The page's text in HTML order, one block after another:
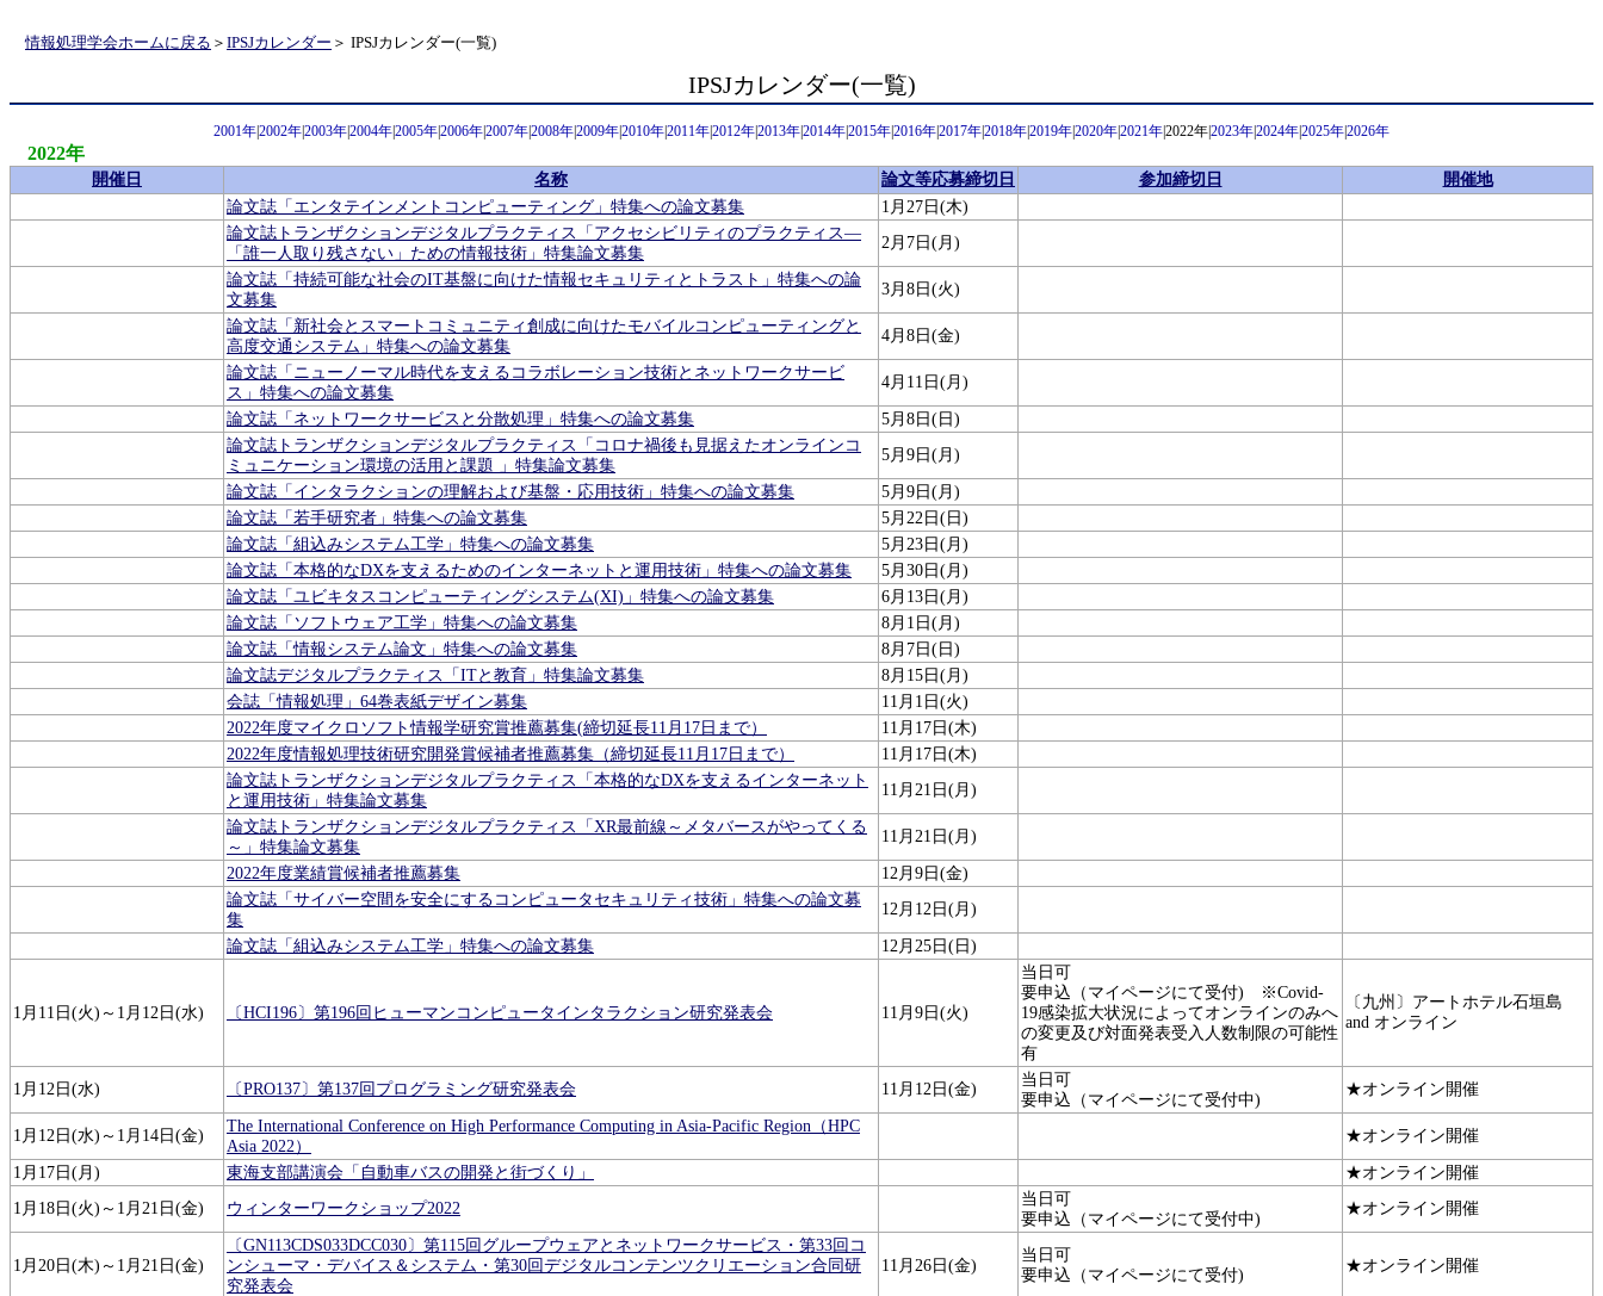
情報処理学会ホームに戻る ＞ IPSJカレンダー ＞ IPSJカレンダー(一覧)
IPSJカレンダー(一覧)
2001年2002年2003年2004年2005年2006年2007年2008年2009年2010年2011年2012年2013年2014年2015年2016年2017年2018年2019年2020年2021年|2022年|2023年2024年2025年2026年
2022年
開催日 名称 論文等応募締切日 参加締切日
開催地
論文誌「エンタテインメントコンピューティング」特集への論文募集
1月27日(木)
論文誌トランザクションデジタルプラクティス「アクセシビリティのプラクティス—
「誰一人取り残さない」ための情報技術」特集論文募集
2月7日(月)
論文誌「持続可能な社会のIT基盤に向けた情報セキュリティとトラスト」特集への論
文募集
3月8日(火)
論文誌「新社会とスマートコミュニティ創成に向けたモバイルコンピューティングと
高度交通システム」特集への論文募集
4月8日(金)
論文誌「ニューノーマル時代を支えるコラボレーション技術とネットワークサービ
ス」特集への論文募集
4月11日(月)
論文誌「ネットワークサービスと分散処理」特集への論文募集
5月8日(日)
論文誌トランザクションデジタルプラクティス「コロナ禍後も見据えたオンラインコ
ミュニケーション環境の活用と課題 」特集論文募集
5月9日(月)
論文誌「インタラクションの理解および基盤・応用技術」特集への論文募集
5月9日(月)
論文誌「若手研究者」特集への論文募集
5月22日(日)
論文誌「組込みシステム工学」特集への論文募集
5月23日(月)
論文誌「本格的なDXを支えるためのインターネットと運用技術」特集への論文募集
5月30日(月)
論文誌「ユビキタスコンピューティングシステム(XI)」特集への論文募集
6月13日(月)
論文誌「ソフトウェア工学」特集への論文募集
8月1日(月)
論文誌「情報システム論文」特集への論文募集
8月7日(日)
論文誌デジタルプラクティス「ITと教育」特集論文募集
8月15日(月)
会誌「情報処理」64巻表紙デザイン募集
11月1日(火)
2022年度マイクロソフト情報学研究賞推薦募集(締切延長11月17日まで）
11月17日(木)
2022年度情報処理技術研究開発賞候補者推薦募集（締切延長11月17日まで）
11月17日(木)
論文誌トランザクションデジタルプラクティス「本格的なDXを支えるインターネット
と運用技術」特集論文募集
11月21日(月)
論文誌トランザクションデジタルプラクティス「XR最前線～メタバースがやってくる
～」特集論文募集
11月21日(月)
2022年度業績賞候補者推薦募集
12月9日(金)
論文誌「サイバー空間を安全にするコンピュータセキュリティ技術」特集への論文募
集
12月12日(月)
論文誌「組込みシステム工学」特集への論文募集 12月25日(日)
1月11日(火)～1月12日(水) 〔HCI196〕第196回ヒューマンコンピュータインタラクション研究発表会 11月9日(火)
当日可
要申込（マイページにて受付) ※Covid-
19感染拡大状況によってオンラインのみへ
の変更及び対面発表受入人数制限の可能性
有
〔九州〕アートホテル石垣島
and オンライン
1月12日(水) 〔PRO137〕第137回プログラミング研究発表会 11月12日(金)
当日可
要申込（マイページにて受付中)
★オンライン開催
1月12日(水)～1月14日(金)
The International Conference on High Performance Computing in Asia-Pacific Region（HPC
Asia 2022）
★オンライン開催
1月17日(月) 東海支部講演会「自動車バスの開発と街づくり」
★オンライン開催
1月18日(火)～1月21日(金)
ウィンターワークショップ2022
当日可
要申込（マイページにて受付中)
★オンライン開催
1月20日(木)～1月21日(金)
〔GN113CDS033DCC030〕第115回グループウェアとネットワークサービス・第33回コ
ンシューマ・デバイス＆システム・第30回デジタルコンテンツクリエーション合同研
究発表会
11月26日(金)
当日可
要申込（マイページにて受付)
★オンライン開催